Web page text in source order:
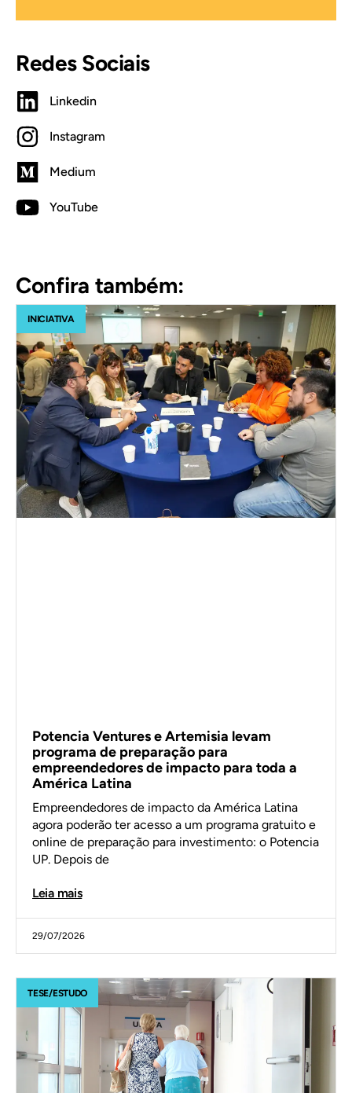
Redes Sociais
Linkedin
Instagram
Medium
YouTube
Confira também:
INICIATIVA
Potencia Ventures e Artemisia levam
programa de preparação para
empreendedores de impacto para toda a
América Latina
Empreendedores de impacto da América Latina
agora poderão ter acesso a um programa gratuito e
online de preparação para investimento: o Potencia
UP. Depois de
Leia mais
29/07/2026
TESE/ESTUDO